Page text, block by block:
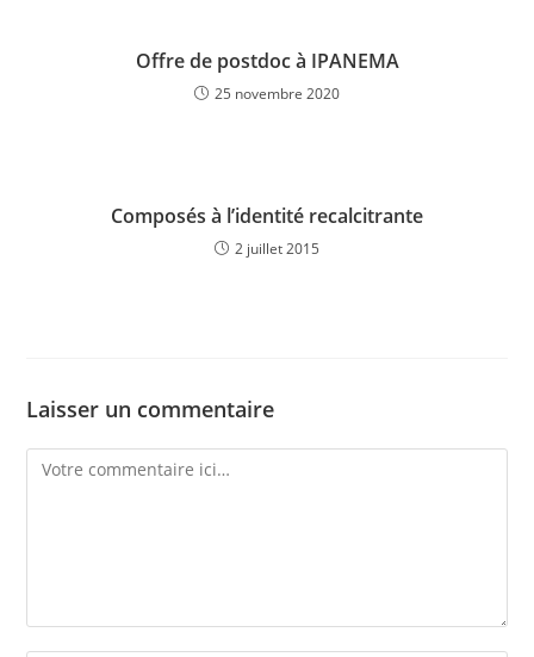
Offre de postdoc à IPANEMA
25 novembre 2020
Composés à l’identité recalcitrante
2 juillet 2015
Laisser un commentaire